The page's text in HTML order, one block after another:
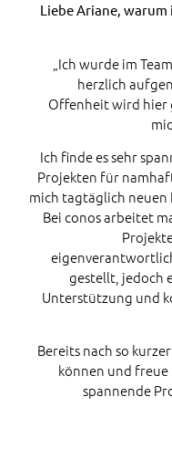
Liebe Ariane,
„Ich wurde im
herzlich
Offenheit wird hier
Ich finde es sehr
Projekten für
mich tagtäglich
Bei conos arbeitet
gestellt, jedoch
Unterstützung und
Bereits nach so
können und
spannende